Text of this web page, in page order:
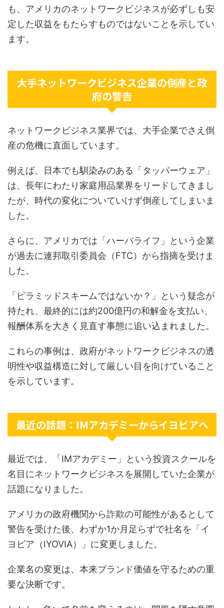
も、アメリカのネットワークビジネスが必ずしも安
定した収益をもたらすものではないことを示してい
ます。
大手ネットワークビジネス企業の倒産と政
府の警告
ネットワークビジネス業界では、大手企業でさえ倒
産の危機に直面しています。
例えば、日本でも馴染みのある「タッパーウェア」
は、長年にわたり家庭用品業界をリードしてきまし
たが、時代の変化についていけず倒産してしまいま
した。
さらに、アメリカでは「ハーバライフ」という企業
が過去に連邦取引委員会（FTC）から指摘を受けま
した。
「ピラミッドスキームではないか？」という疑念が
持たれ、最終的には約200億円の和解金を支払い、
報酬体系を大きく見直す事態に追い込まれました。
これらの事例は、政府がネットワークビジネスの透
明性や収益構造に対して厳しい目を向けていること
を示しています。
最近の話題：IMアカデミーからイヨビアへ
最近では、「IMアカデミー」という投資スクールを
名目にネットワークビジネスを展開していた企業が
話題になりました。
アメリカの政府機関から詐欺の可能性があるとして
警告を受けた後、わずか1か月足らずで社名を「イ
ヨビア（IYOVIA）」に変更しました。
企業名の変更は、本来ブランド価値を守るための重
要な決断です。